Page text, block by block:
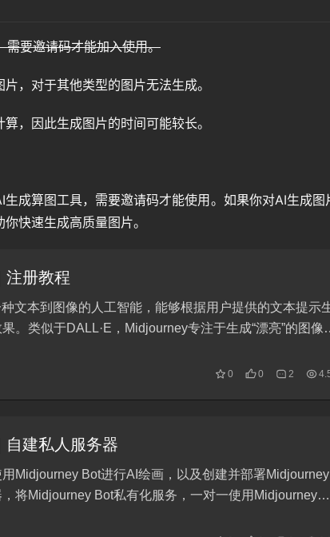
要邀请码才能加入使用。
，对于其他类型的图片无法生成。
，因此生成图片的时间可能较长。
成算图工具，需要邀请码才能使用。如果你对AI生成图
快速生成高质量图片。